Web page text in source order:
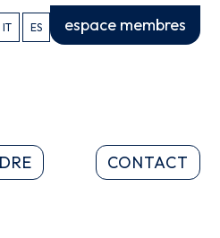
IT ES espace membres
CONTACT